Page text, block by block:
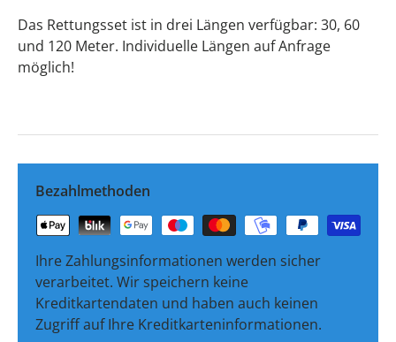
Das Rettungsset ist in drei Längen verfügbar: 30, 60
und 120 Meter. Individuelle Längen auf Anfrage
möglich!
Bezahlmethoden
Ihre Zahlungsinformationen werden sicher
verarbeitet. Wir speichern keine
Kreditkartendaten und haben auch keinen
Zugriff auf Ihre Kreditkarteninformationen.